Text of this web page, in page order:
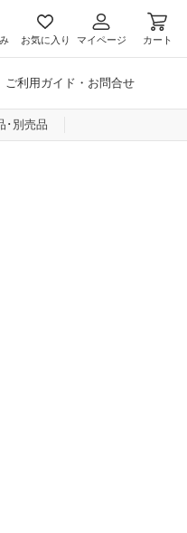
お気に入り マイページ カート
ご利用ガイド・お問合せ
･別売品